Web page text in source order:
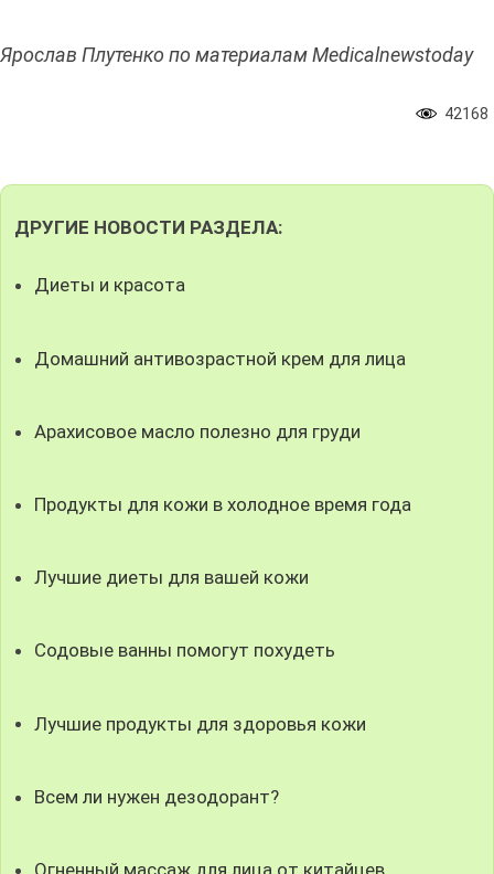
Ярослав Плутенко по материалам Medicalnewstoday
42168
ДРУГИЕ НОВОСТИ РАЗДЕЛА:
Диеты и красота
Домашний антивозрастной крем для лица
Арахисовое масло полезно для груди
Продукты для кожи в холодное время года
Лучшие диеты для вашей кожи
Содовые ванны помогут похудеть
Лучшие продукты для здоровья кожи
Всем ли нужен дезодорант?
Огненный массаж для лица от китайцев